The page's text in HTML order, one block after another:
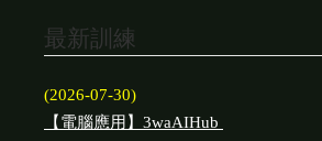
最新訓練
(2026-07-30)
【電腦應用】3waAIHub